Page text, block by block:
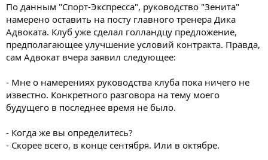
По данным "Спорт-Экспресса", руководство "Зенита"
намерено оставить на посту главного тренера Дика
Адвоката. Клуб уже сделал голландцу предложение,
предполагающее улучшение условий контракта. Правда,
сам Адвокат вчера заявил следующее:
- Мне о намерениях руководства клуба пока ничего не
известно. Конкретного разговора на тему моего
будущего в последнее время не было.
- Когда же вы определитесь?
- Скорее всего, в конце сентября. Или в октябре.